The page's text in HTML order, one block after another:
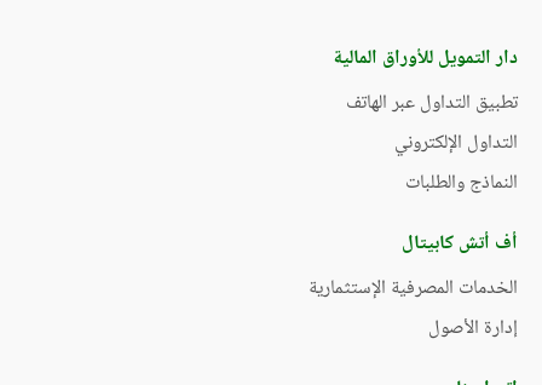
دار التمويل للأوراق المالية
تطبيق التداول عبر الهاتف
التداول الإلكتروني
النماذج والطلبات
أف أتش كابيتال
الخدمات المصرفية الإستثمارية
إدارة الأصول